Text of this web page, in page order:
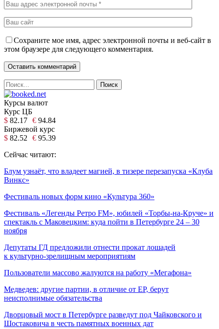
Сохраните мое имя, адрес электронной почты и веб-сайт в
этом браузере для следующего комментария.
Курсы валют
Курс ЦБ
$ 82.17 € 94.84
Биржевой курс
$ 82.52 € 95.39
Сейчас читают:
Блум узнаёт, что владеет магией, в тизере перезапуска «Клуба
Винкс»
Фестиваль новых форм кино «Культура 360»
Фестиваль «Легенды Ретро FM», юбилей «Торбы-на-Круче» и
спектакль с Маковецким: куда пойти в Петербурге 24 – 30
ноября
Депутаты ГД предложили отнести прокат лошадей
к культурно-зрелищным мероприятиям
Пользователи массово жалуются на работу «Мегафона»
Медведев: другие партии, в отличие от ЕР, берут
неисполнимые обязательства
Дворцовый мост в Петербурге разведут под Чайковского и
Шостаковича в честь памятных военных дат